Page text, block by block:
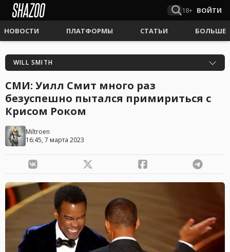
18+ ВОЙТИ
НОВОСТИ ПЛАТФОРМЫ СТАТЬИ БОЛЬШЕ
WILL SMITH
СМИ: Уилл Смит много раз
безуспешно пытался примириться с
Крисом Роком
Miltroen
16:45, 7 марта 2023